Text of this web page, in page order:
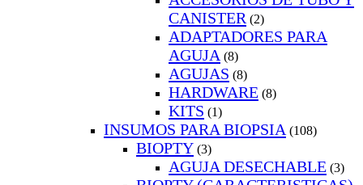
CANISTER (2)
ADAPTADORES PARA
AGUJA (8)
AGUJAS (8)
HARDWARE (8)
KITS (1)
INSUMOS PARA BIOPSIA (108)
BIOPTY (3)
AGUJA DESECHABLE (3)